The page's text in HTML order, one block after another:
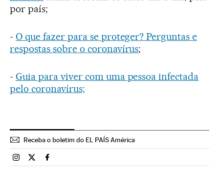
por país;
- O que fazer para se proteger? Perguntas e
respostas sobre o coronavírus;
- Guia para viver com uma pessoa infectada
pelo coronavírus;
Receba o boletim do EL PAÍS América
Brasil El País Brasil en Instagram
Brasil El País Brasil en Twitter
Brasil El País Brasil en Facebook